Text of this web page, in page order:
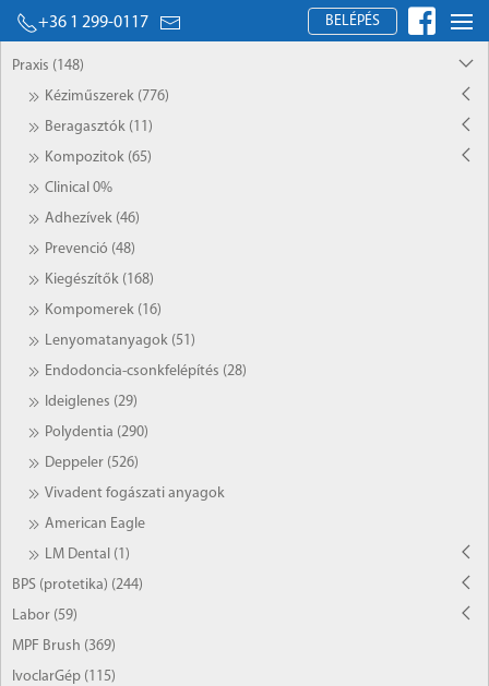
+36 1 299-0117 BELÉPÉS
Praxis (148)
Kéziműszerek (776)
Beragasztók (11)
Kompozitok (65)
Clinical 0%
Adhezívek (46)
Prevenció (48)
Kiegészítők (168)
Kompomerek (16)
Lenyomatanyagok (51)
Endodoncia-csonkfelépítés (28)
Ideiglenes (29)
Polydentia (290)
Deppeler (526)
Vivadent fogászati anyagok
American Eagle
LM Dental (1)
BPS (protetika) (244)
Labor (59)
MPF Brush (369)
IvoclarGép (115)